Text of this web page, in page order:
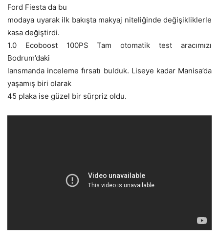
Ford Fiesta da bu
modaya uyarak ilk bakışta makyaj niteliğinde değişikliklerle
kasa değiştirdi.
1.0 Ecoboost 100PS Tam otomatik test aracımızı
Bodrum’daki
lansmanda inceleme fırsatı bulduk. Liseye kadar Manisa’da
yaşamış biri olarak
45 plaka ise güzel bir sürpriz oldu.